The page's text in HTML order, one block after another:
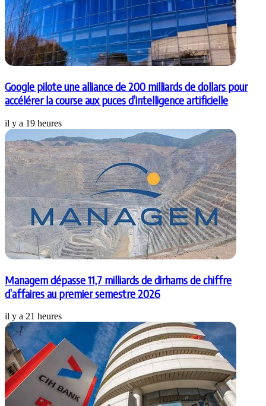
Google pilote une alliance de 200 milliards de dollars pour
accélérer la course aux puces d’intelligence artificielle
il y a 19 heures
Managem dépasse 11,7 milliards de dirhams de chiffre
d’affaires au premier semestre 2026
il y a 21 heures